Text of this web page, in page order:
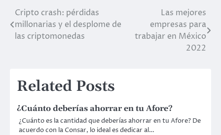
Post
navigation
Cripto crash: pérdidas
millonarias y el desplome de
las criptomonedas
Las mejores
empresas para
trabajar en México
2022
Related Posts
¿Cuánto deberías ahorrar en tu Afore?
¿Cuánto es la cantidad que deberías ahorrar en tu Afore? De
acuerdo con la Consar, lo ideal es dedicar al…